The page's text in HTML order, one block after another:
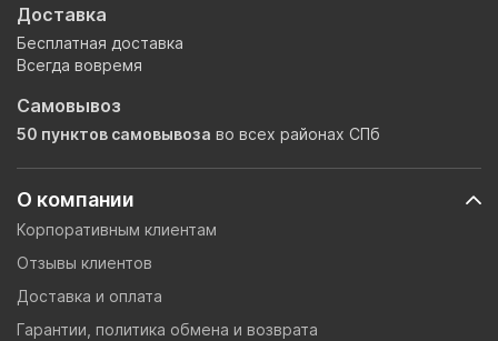
О компании
Корпоративным клиентам
Отзывы клиентов
Доставка и оплата
Гарантии, политика обмена и возврата
Доставка
Бесплатная доставка
Всегда вовремя
Самовывоз
50 пунктов самовывоза во всех районах СПб